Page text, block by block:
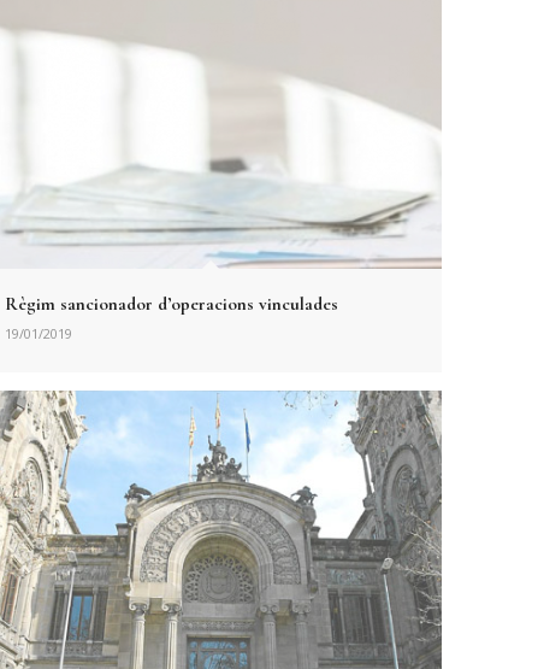
Règim sancionador d’operacions vinculades
19/01/2019